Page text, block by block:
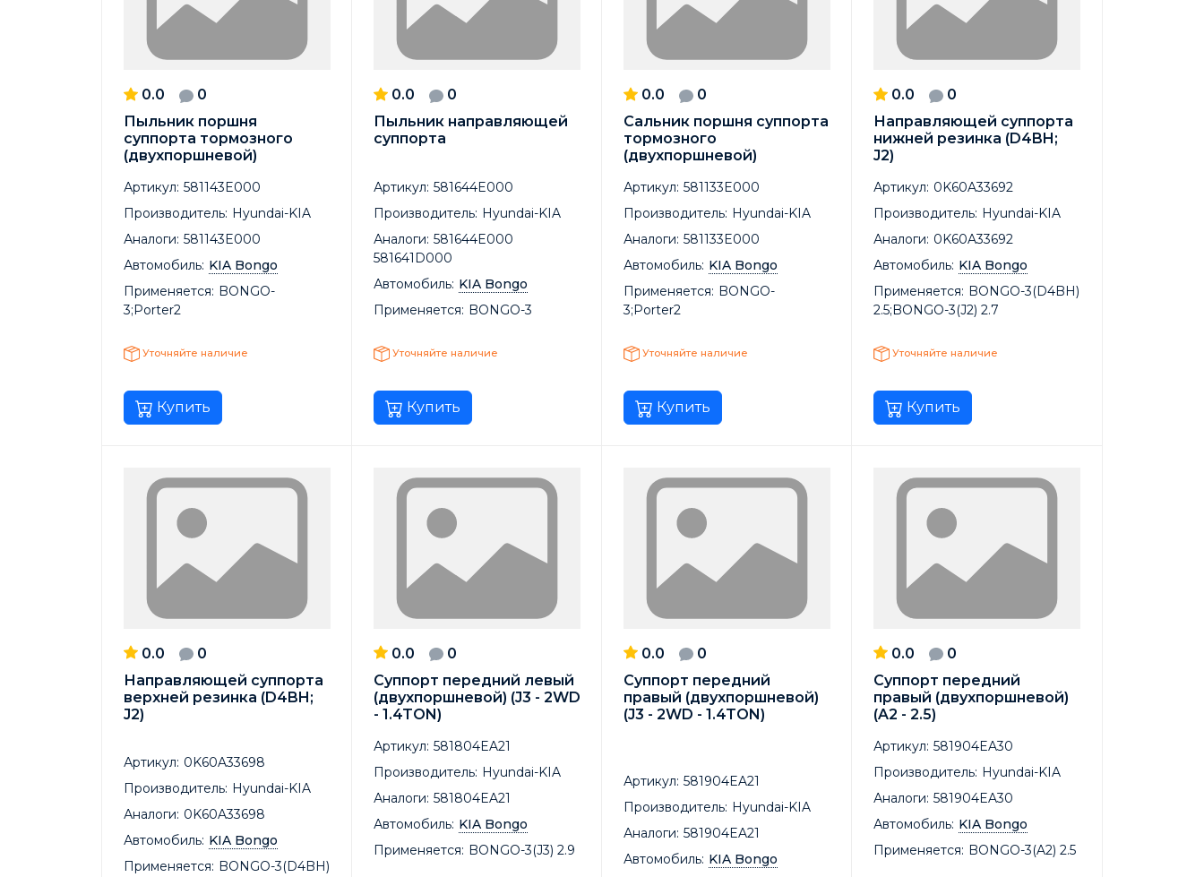
0.0
0
Пыльник поршня
суппорта тормозного
(двухпоршневой)
Артикул: 581143E000
Производитель: Hyundai-KIA
Аналоги: 581143E000
Автомобиль: KIA Bongo
Применяется: BONGO-
3;Porter2
Уточняйте наличие
Купить
0.0
0
Пыльник направляющей
суппорта
Артикул: 581644E000
Производитель: Hyundai-KIA
Аналоги: 581644E000
581641D000
Автомобиль: KIA Bongo
Применяется: BONGO-3
Уточняйте наличие
Купить
0.0
0
Сальник поршня суппорта
тормозного
(двухпоршневой)
Артикул: 581133E000
Производитель: Hyundai-KIA
Аналоги: 581133E000
Автомобиль: KIA Bongo
Применяется: BONGO-
3;Porter2
Уточняйте наличие
Купить
0.0
0
Направляющей суппорта
нижней резинка (D4BH;
J2)
Артикул: 0K60A33692
Производитель: Hyundai-KIA
Аналоги: 0K60A33692
Автомобиль: KIA Bongo
Применяется: BONGO-3(D4BH)
2.5;BONGO-3(J2) 2.7
Уточняйте наличие
Купить
0.0
0
Направляющей суппорта
верхней резинка (D4BH;
J2)
Артикул: 0K60A33698
Производитель: Hyundai-KIA
Аналоги: 0K60A33698
Автомобиль: KIA Bongo
Применяется: BONGO-3(D4BH)
0.0
0
Суппорт передний левый
(двухпоршневой) (J3 - 2WD
- 1.4TON)
Артикул: 581804EA21
Производитель: Hyundai-KIA
Аналоги: 581804EA21
Автомобиль: KIA Bongo
Применяется: BONGO-3(J3) 2.9
0.0
0
Суппорт передний
правый (двухпоршневой)
(J3 - 2WD - 1.4TON)
Артикул: 581904EA21
Производитель: Hyundai-KIA
Аналоги: 581904EA21
Автомобиль: KIA Bongo
0.0
0
Суппорт передний
правый (двухпоршневой)
(A2 - 2.5)
Артикул: 581904EA30
Производитель: Hyundai-KIA
Аналоги: 581904EA30
Автомобиль: KIA Bongo
Применяется: BONGO-3(A2) 2.5